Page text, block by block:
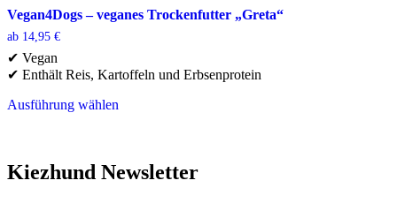
Vegan4Dogs – veganes Trockenfutter „Greta“
ab 14,95 €
✔ Vegan
✔ Enthält Reis, Kartoffeln und Erbsenprotein
Ausführung wählen
mehrere
Varianten
Kiezhund Newsletter